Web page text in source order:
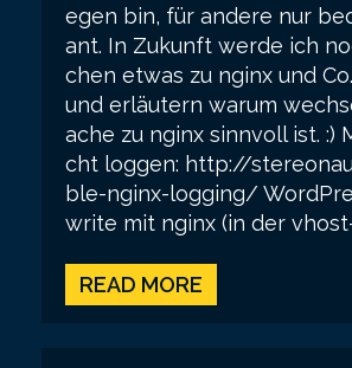
egen bin, für andere nur
ant. In Zukunft werde ich
chen etwas zu nginx und
und erläutern warum
ache zu nginx sinnvoll ist. :)
cht loggen: http://
ble-nginx-logging/
write mit nginx (in der
READ MORE